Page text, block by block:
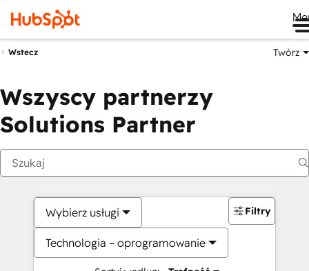
Wstecz Twórz
Wszyscy partnerzy
Solutions Partner
Wybierz usługi
Technologia – oprogramowanie
Filtry